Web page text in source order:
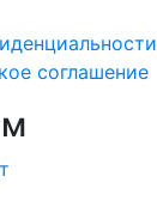
соглашение